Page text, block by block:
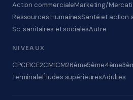
Action commercialeMarketing/
Ressources HumainesSanté et action
Sc. sanitaires et socialesAutre
NIVEAUX
CPCE1CE2CM1CM26ème5ème4ème
TerminaleÉtudes supérieuresAdultes